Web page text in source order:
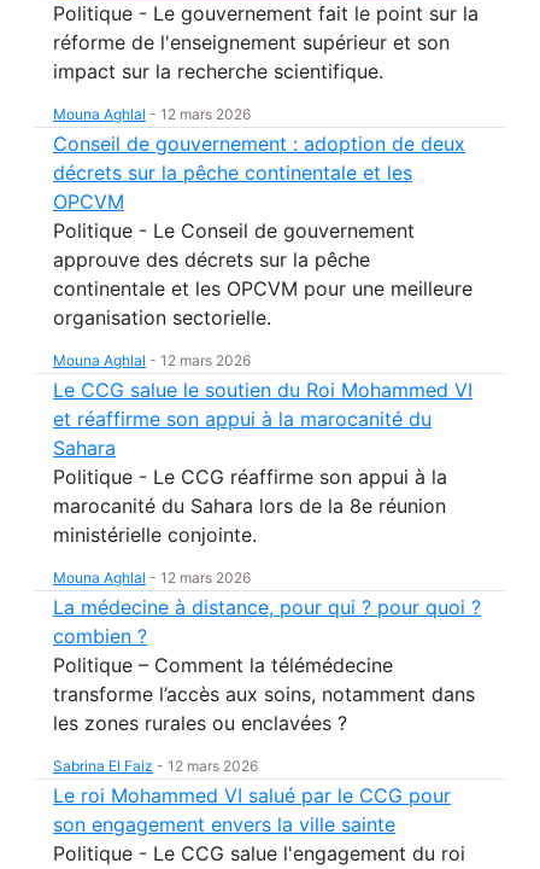
Politique - Le gouvernement fait le point sur la
réforme de l'enseignement supérieur et son
impact sur la recherche scientifique.
Mouna Aghlal - 12 mars 2026
Conseil de gouvernement : adoption de deux
décrets sur la pêche continentale et les
OPCVM
Politique - Le Conseil de gouvernement
approuve des décrets sur la pêche
continentale et les OPCVM pour une meilleure
organisation sectorielle.
Mouna Aghlal - 12 mars 2026
Le CCG salue le soutien du Roi Mohammed VI
et réaffirme son appui à la marocanité du
Sahara
Politique - Le CCG réaffirme son appui à la
marocanité du Sahara lors de la 8e réunion
ministérielle conjointe.
Mouna Aghlal - 12 mars 2026
La médecine à distance, pour qui ? pour quoi ?
combien ?
Politique – Comment la télémédecine
transforme l’accès aux soins, notamment dans
les zones rurales ou enclavées ?
Sabrina El Faiz - 12 mars 2026
Le roi Mohammed VI salué par le CCG pour
son engagement envers la ville sainte
Politique - Le CCG salue l'engagement du roi